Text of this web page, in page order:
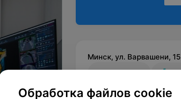
Минск, ул. Варвашени, 15
Обработка файлов cookie